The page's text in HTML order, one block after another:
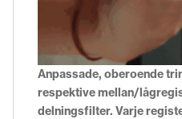
Anpassade, oberoende
respektive mellan/
delningsfilter. Varje